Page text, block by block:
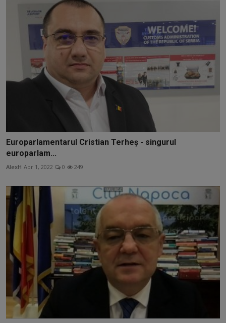
Europarlamentarul Cristian Terheș - singurul
europarlam...
AlexH Apr 1, 2022 0 249